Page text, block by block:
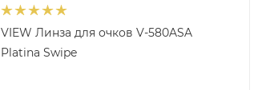
VIEW Линза для очков V-580ASA
Platina Swipe